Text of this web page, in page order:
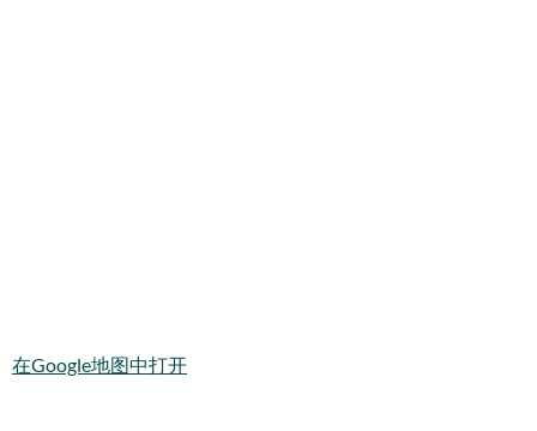
在Google地图中打开